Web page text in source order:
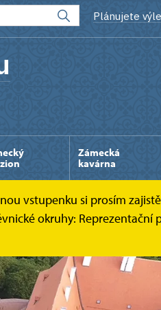
Plánujete
Zámecká
kavárna
vstupenku si prosím
okruhy: Reprezentační